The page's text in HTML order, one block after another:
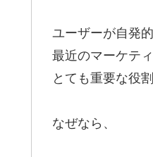
ユーザーが自発
最近のマーケティ
とても重要な役
なぜなら、